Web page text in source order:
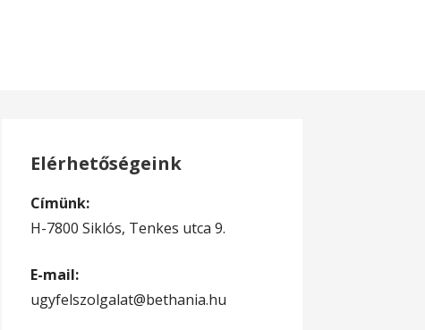
Elérhetőségeink
Címünk:
H-7800 Siklós, Tenkes utca 9.
E-mail:
ugyfelszolgalat@bethania.hu